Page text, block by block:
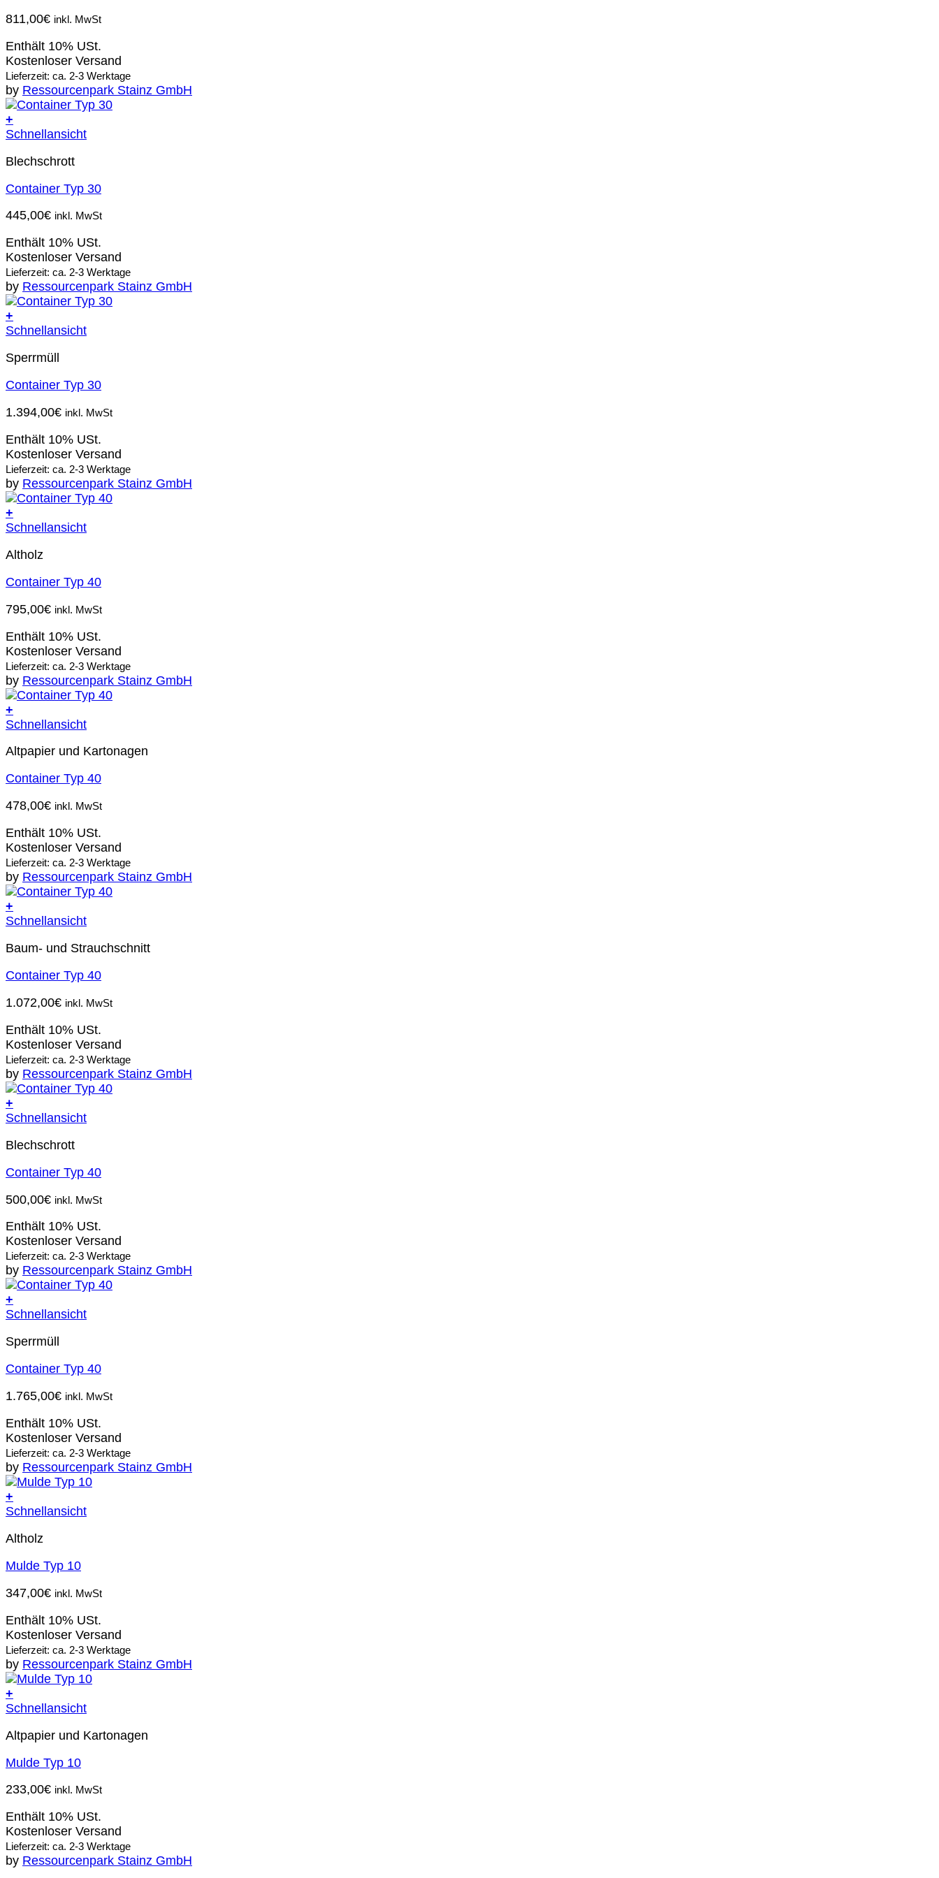
811,00€ inkl. MwSt
Enthält 10% USt.
Kostenloser Versand
Lieferzeit: ca. 2-3 Werktage
by Ressourcenpark Stainz GmbH
+
Schnellansicht
Blechschrott
Container Typ 30
445,00€ inkl. MwSt
Enthält 10% USt.
Kostenloser Versand
Lieferzeit: ca. 2-3 Werktage
by Ressourcenpark Stainz GmbH
+
Schnellansicht
Sperrmüll
Container Typ 30
1.394,00€ inkl. MwSt
Enthält 10% USt.
Kostenloser Versand
Lieferzeit: ca. 2-3 Werktage
by Ressourcenpark Stainz GmbH
+
Schnellansicht
Altholz
Container Typ 40
795,00€ inkl. MwSt
Enthält 10% USt.
Kostenloser Versand
Lieferzeit: ca. 2-3 Werktage
by Ressourcenpark Stainz GmbH
+
Schnellansicht
Altpapier und Kartonagen
Container Typ 40
478,00€ inkl. MwSt
Enthält 10% USt.
Kostenloser Versand
Lieferzeit: ca. 2-3 Werktage
by Ressourcenpark Stainz GmbH
+
Schnellansicht
Baum- und Strauchschnitt
Container Typ 40
1.072,00€ inkl. MwSt
Enthält 10% USt.
Kostenloser Versand
Lieferzeit: ca. 2-3 Werktage
by Ressourcenpark Stainz GmbH
+
Schnellansicht
Blechschrott
Container Typ 40
500,00€ inkl. MwSt
Enthält 10% USt.
Kostenloser Versand
Lieferzeit: ca. 2-3 Werktage
by Ressourcenpark Stainz GmbH
+
Schnellansicht
Sperrmüll
Container Typ 40
1.765,00€ inkl. MwSt
Enthält 10% USt.
Kostenloser Versand
Lieferzeit: ca. 2-3 Werktage
by Ressourcenpark Stainz GmbH
+
Schnellansicht
Altholz
Mulde Typ 10
347,00€ inkl. MwSt
Enthält 10% USt.
Kostenloser Versand
Lieferzeit: ca. 2-3 Werktage
by Ressourcenpark Stainz GmbH
+
Schnellansicht
Altpapier und Kartonagen
Mulde Typ 10
233,00€ inkl. MwSt
Enthält 10% USt.
Kostenloser Versand
Lieferzeit: ca. 2-3 Werktage
by Ressourcenpark Stainz GmbH